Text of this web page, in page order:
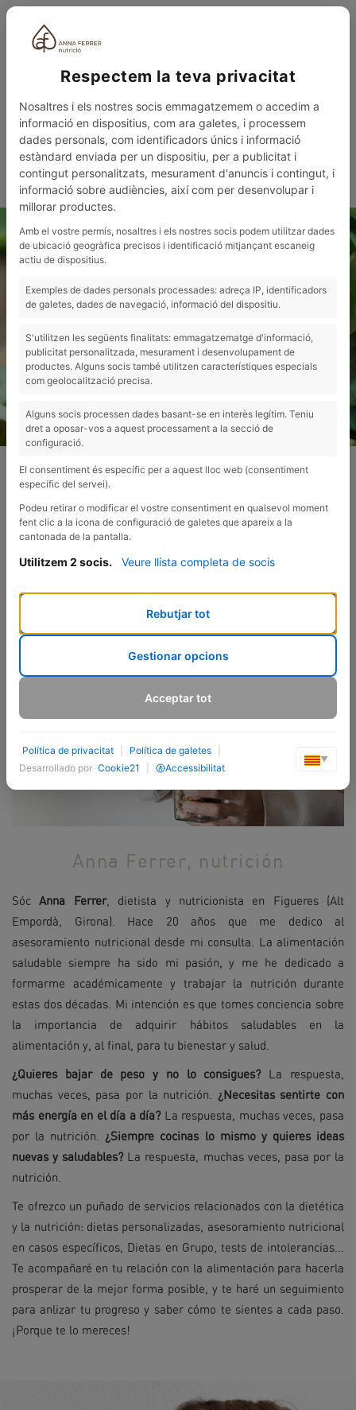
ESP
MENÚ 0
Anna Ferrer, nutrición
SócAnna Ferrer, dietista y nutricionista en Figueres (Alt
Empordà, Girona). Hace 20 años que me dedico al
asesoramiento nutricional desde mi consulta. La alimentación
saludable siempre ha sido mi pasión, y me he dedicado a
formarme académicamente y trabajar la nutrición durante
estas dos décadas. Mi intención es que tomes conciencia sobre
la importancia de adquirir hábitos saludables en la
alimentación y, al final, para tu bienestar y salud.
¿Quieres bajar de peso y no lo consigues?La respuesta,
muchas veces, pasa por la nutrición. ¿Necesitas sentirte con
más energía en el día a día? La respuesta, muchas veces, pasa
por la nutrición. ¿Siempre cocinas lo mismo y quieres ideas
nuevas y saludables?La respuesta, muchas veces, pasa por la
nutrición.
Te ofrezco un puñado de servicios relacionados con la dietética
y la nutrición: dietas personalizadas, asesoramiento nutricional
en casos específicos, Dietas en Grupo, tests de intolerancias...
Te acompañaré en tu relación con la alimentación para hacerla
prosperar de la mejor forma posible, y te haré un seguimiento
para anlizar tu progreso y saber cómo te sientes a cada paso.
¡Porque te lo mereces!
Respectem la teva privacitat
Nosaltres i els nostres socis emmagatzemem o accedim a
informació en dispositius, com ara galetes, i processem
dades personals, com identificadors únics i informació
estàndard enviada per un dispositiu, per a publicitat i
contingut personalitzats, mesurament d'anuncis i contingut, i
informació sobre audiències, així com per desenvolupar i
millorar productes.
Amb el vostre permís, nosaltres i els nostres socis podem utilitzar dades
de ubicació geogràfica precisos i identificació mitjançant escaneig
actiu de dispositius.
Exemples de dades personals processades: adreça IP, identificadors
de galetes, dades de navegació, informació del dispositiu.
S'utilitzen les següents finalitats: emmagatzematge d'informació,
publicitat personalitzada, mesurament i desenvolupament de
productes. Alguns socis també utilitzen característiques especials
com geolocalització precisa.
Alguns socis processen dades basant-se en interès legítim. Teniu
dret a oposar-vos a aquest processament a la secció de
configuració.
El consentiment és específic per a aquest lloc web (consentiment
específic del servei).
Podeu retirar o modificar el vostre consentiment en qualsevol moment
fent clic a la icona de configuració de galetes que apareix a la
cantonada de la pantalla.
Utilitzem 2 socis. Veure llista completa de socis
Rebutjar tot
Gestionar opcions
Acceptar tot
Política de privacitat Política de galetes
Desarrollado por Cookie21 Accessibilitat
▼